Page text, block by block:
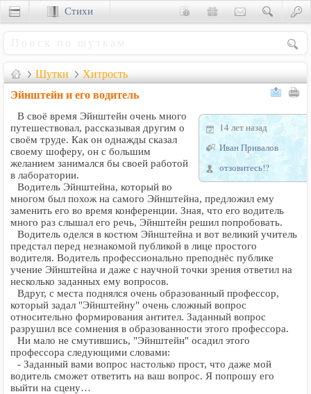
Шутки Хитрость
Эйнштейн и его водитель
14 лет назад
Иван Привалов
отзовитесь!?
В своё время Эйнштейн очень много
путешествовал, рассказывая другим о
своём труде. Как он однажды сказал
своему шоферу, он с большим
желанием занимался бы своей работой
в лаборатории.
Водитель Эйнштейна, который во
многом был похож на самого Эйнштейна, предложил ему
заменить его во время конференции. Зная, что его водитель
много раз слышал его речь, Эйнштейн решил попробовать.
Водитель оделся в костюм Эйнштейна и вот великий учитель
предстал перед незнакомой публикой в лице простого
водителя. Водитель профессионально преподнёс публике
учение Эйнштейна и даже с научной точки зрения ответил на
несколько заданных ему вопросов.
Вдруг, с места поднялся очень образованный профессор,
который задал "Эйнштейну" очень сложный вопрос
относительно формирования антител. Заданный вопрос
разрушил все сомнения в образованности этого профессора.
Ни мало не смутившись, "Эйнштейн" осадил этого
профессора следующими словами:
- Заданный вами вопрос настолько прост, что даже мой
водитель сможет ответить на ваш вопрос. Я попрошу его
выйти на сцену…
Стихи